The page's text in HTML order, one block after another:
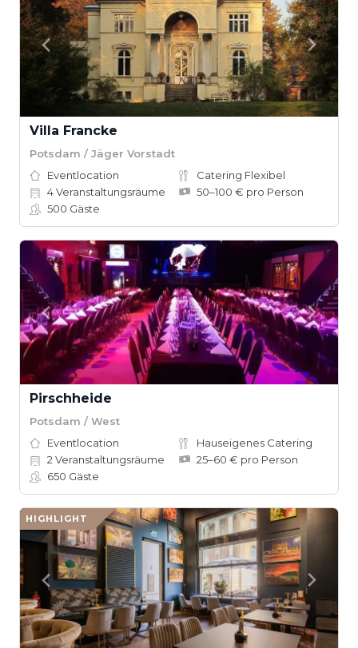
Villa Francke
Potsdam / Jäger Vorstadt
Eventlocation
Catering Flexibel
4Veranstaltungsräume
50–100 € pro Person
500 Gäste
Pirschheide
Potsdam / West
Eventlocation
Hauseigenes Catering
2 Veranstaltungsräume
25–60 € pro Person
650 Gäste
HIGHLIGHT